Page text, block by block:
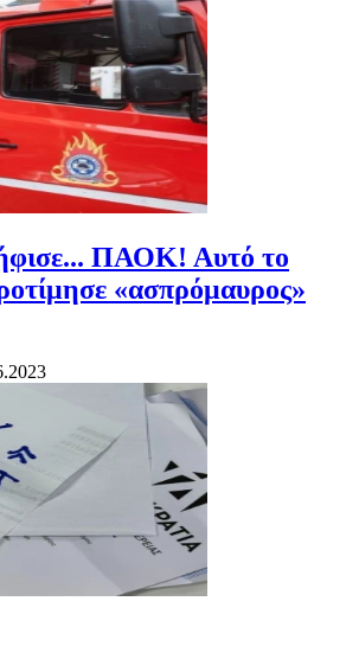
ΠΑΟΚ! Αυτό το
«ασπρόμαυρος»